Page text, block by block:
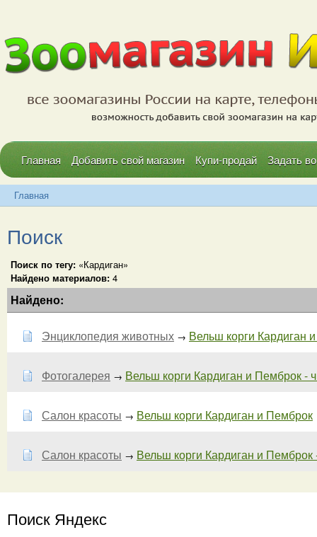
Главная Добавить свой магазин Купи-продай Задать
Главная
Поиск
Поиск по тегу: «Кардиган»
Найдено материалов: 4
Найдено:
Энциклопедия животных → Вельш корги Кардиган
Фотогалерея → Вельш корги Кардиган и Пемброк -
Салон красоты → Вельш корги Кардиган и Пемброк
Салон красоты → Вельш корги Кардиган и Пемброк
Поиск Яндекс